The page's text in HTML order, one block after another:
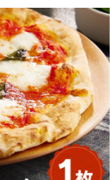
山の生乳100％使用】世